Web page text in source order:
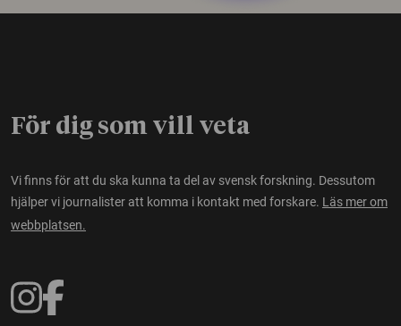
För dig som vill veta
Vi finns för att du ska kunna ta del av svensk forskning. Dessutom
hjälper vi journalister att komma i kontakt med forskare. Läs mer om
webbplatsen.